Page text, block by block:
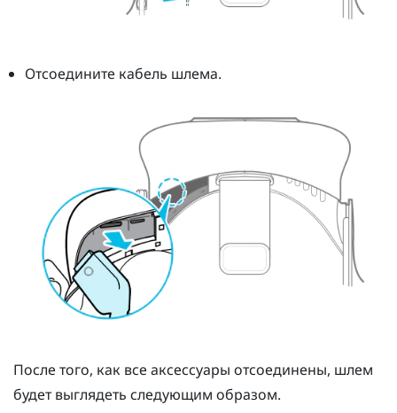
Отсоедините кабель шлема.
После того, как все аксессуары отсоединены, шлем
будет выглядеть следующим образом.